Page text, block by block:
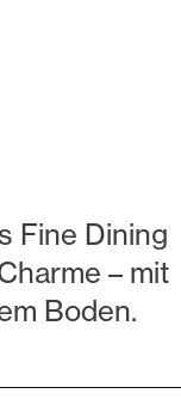
Fine Dining
– mit
Boden.